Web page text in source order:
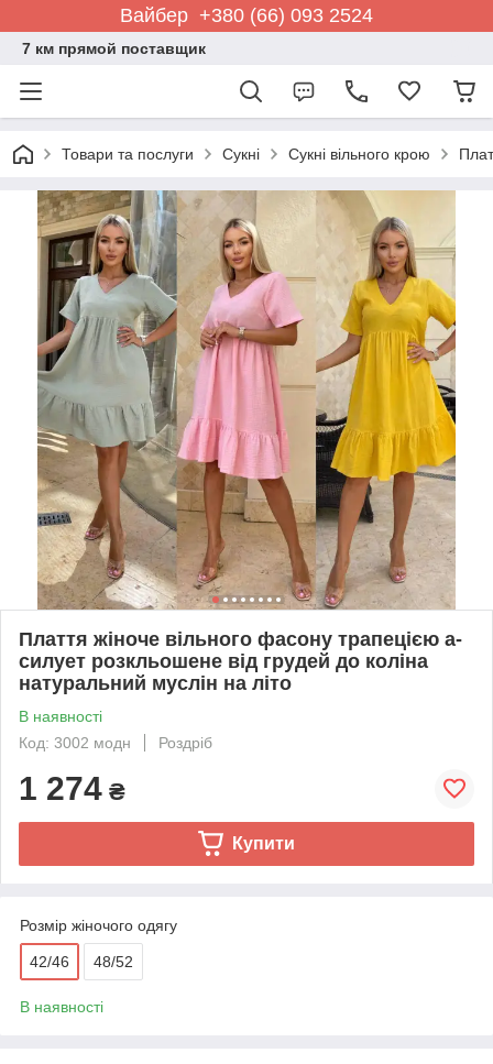
Вайбер +380 (66) 093 2524
7 км прямой поставщик
Товари та послуги Сукні Сукні вільного крою
Плаття жіноче вільного фасону трапецією а-
силует розкльошене від грудей до коліна
натуральний муслін на літо
В наявності
Код: 3002 модн
Роздріб
1 274 ₴
Купити
Розмір жіночого одягу
42/46 48/52
В наявності